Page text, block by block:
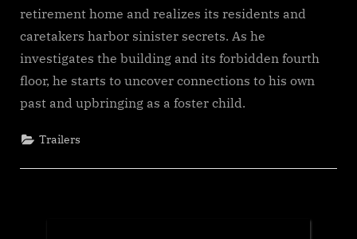
retirement home and realizes its residents and
caretakers harbor sinister secrets. As he
investigates the building and its forbidden fourth
floor, he starts to uncover connections to his own
past and upbringing as a foster child.
Trailers